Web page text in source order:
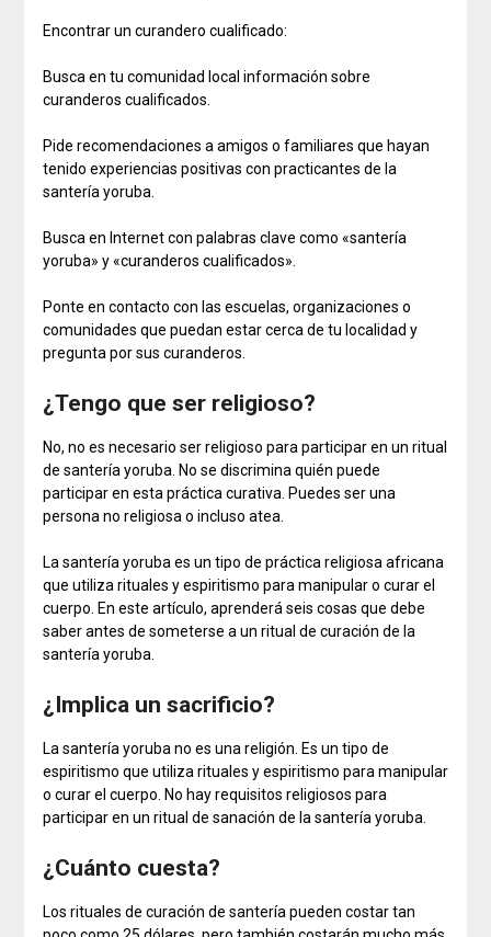
Encontrar un curandero cualificado:
Busca en tu comunidad local información sobre
curanderos cualificados.
Pide recomendaciones a amigos o familiares que hayan
tenido experiencias positivas con practicantes de la
santería yoruba.
Busca en Internet con palabras clave como «santería
yoruba» y «curanderos cualificados».
Ponte en contacto con las escuelas, organizaciones o
comunidades que puedan estar cerca de tu localidad y
pregunta por sus curanderos.
¿Tengo que ser religioso?
No, no es necesario ser religioso para participar en un ritual
de santería yoruba. No se discrimina quién puede
participar en esta práctica curativa. Puedes ser una
persona no religiosa o incluso atea.
La santería yoruba es un tipo de práctica religiosa africana
que utiliza rituales y espiritismo para manipular o curar el
cuerpo. En este artículo, aprenderá seis cosas que debe
saber antes de someterse a un ritual de curación de la
santería yoruba.
¿Implica un sacrificio?
La santería yoruba no es una religión. Es un tipo de
espiritismo que utiliza rituales y espiritismo para manipular
o curar el cuerpo. No hay requisitos religiosos para
participar en un ritual de sanación de la santería yoruba.
¿Cuánto cuesta?
Los rituales de curación de santería pueden costar tan